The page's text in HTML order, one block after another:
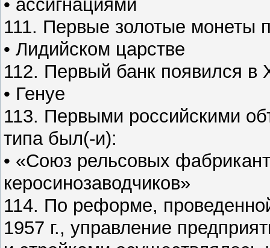
• ассигнациями
111. Первые золотые монеты
• Лидийском царстве
112. Первый банк появился в
• Генуе
113. Первыми российскими
типа был(-и):
• «Союз рельсовых
керосинозаводчиков»
114. По реформе,
1957 г., управление